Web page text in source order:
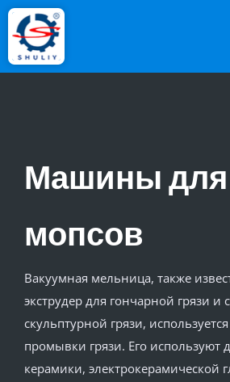
Машины для
мопсов
Вакуумная мельница, также
экструдер для гончарной грязи и
скульптурной грязи,
промывки грязи. Его используют
керамики, электрокерамической